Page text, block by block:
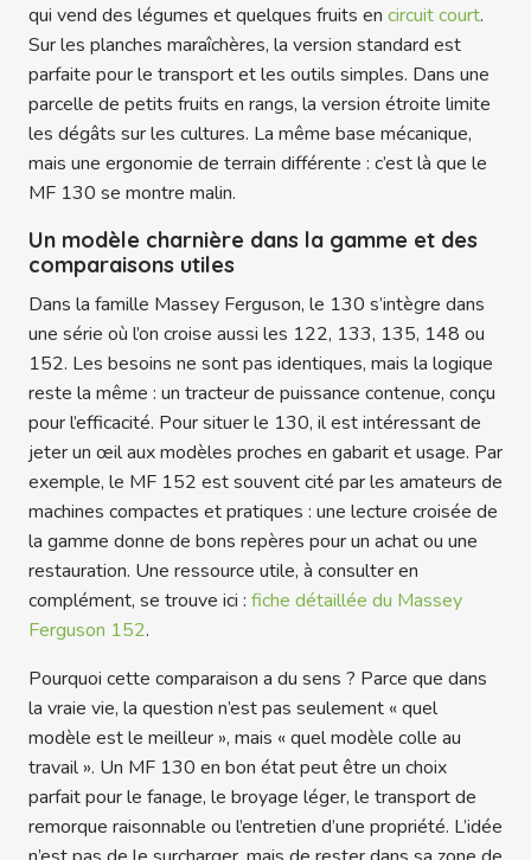
qui vend des légumes et quelques fruits en circuit court.
Sur les planches maraîchères, la version standard est
parfaite pour le transport et les outils simples. Dans une
parcelle de petits fruits en rangs, la version étroite limite
les dégâts sur les cultures. La même base mécanique,
mais une ergonomie de terrain différente : c’est là que le
MF 130 se montre malin.
Un modèle charnière dans la gamme et des
comparaisons utiles
Dans la famille Massey Ferguson, le 130 s’intègre dans
une série où l’on croise aussi les 122, 133, 135, 148 ou
152. Les besoins ne sont pas identiques, mais la logique
reste la même : un tracteur de puissance contenue, conçu
pour l’efficacité. Pour situer le 130, il est intéressant de
jeter un œil aux modèles proches en gabarit et usage. Par
exemple, le MF 152 est souvent cité par les amateurs de
machines compactes et pratiques : une lecture croisée de
la gamme donne de bons repères pour un achat ou une
restauration. Une ressource utile, à consulter en
complément, se trouve ici : fiche détaillée du Massey
Ferguson 152.
Pourquoi cette comparaison a du sens ? Parce que dans
la vraie vie, la question n’est pas seulement « quel
modèle est le meilleur », mais « quel modèle colle au
travail ». Un MF 130 en bon état peut être un choix
parfait pour le fanage, le broyage léger, le transport de
remorque raisonnable ou l’entretien d’une propriété. L’idée